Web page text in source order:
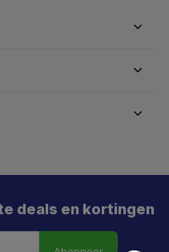
deals en kortingen